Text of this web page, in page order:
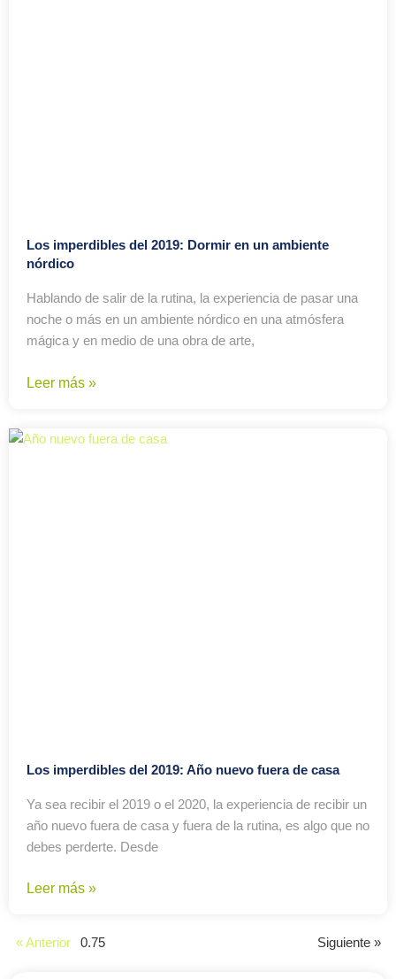
Los imperdibles del 2019: Dormir en un ambiente
nórdico
Hablando de salir de la rutina, la experiencia de pasar una
noche o más en un ambiente nórdico en una atmósfera
mágica y en medio de una obra de arte,
Leer más »
Los imperdibles del 2019: Año nuevo fuera de casa
Ya sea recibir el 2019 o el 2020, la experiencia de recibir un
año nuevo fuera de casa y fuera de la rutina, es algo que no
debes perderte. Desde
Leer más »
« Anterior Siguiente »